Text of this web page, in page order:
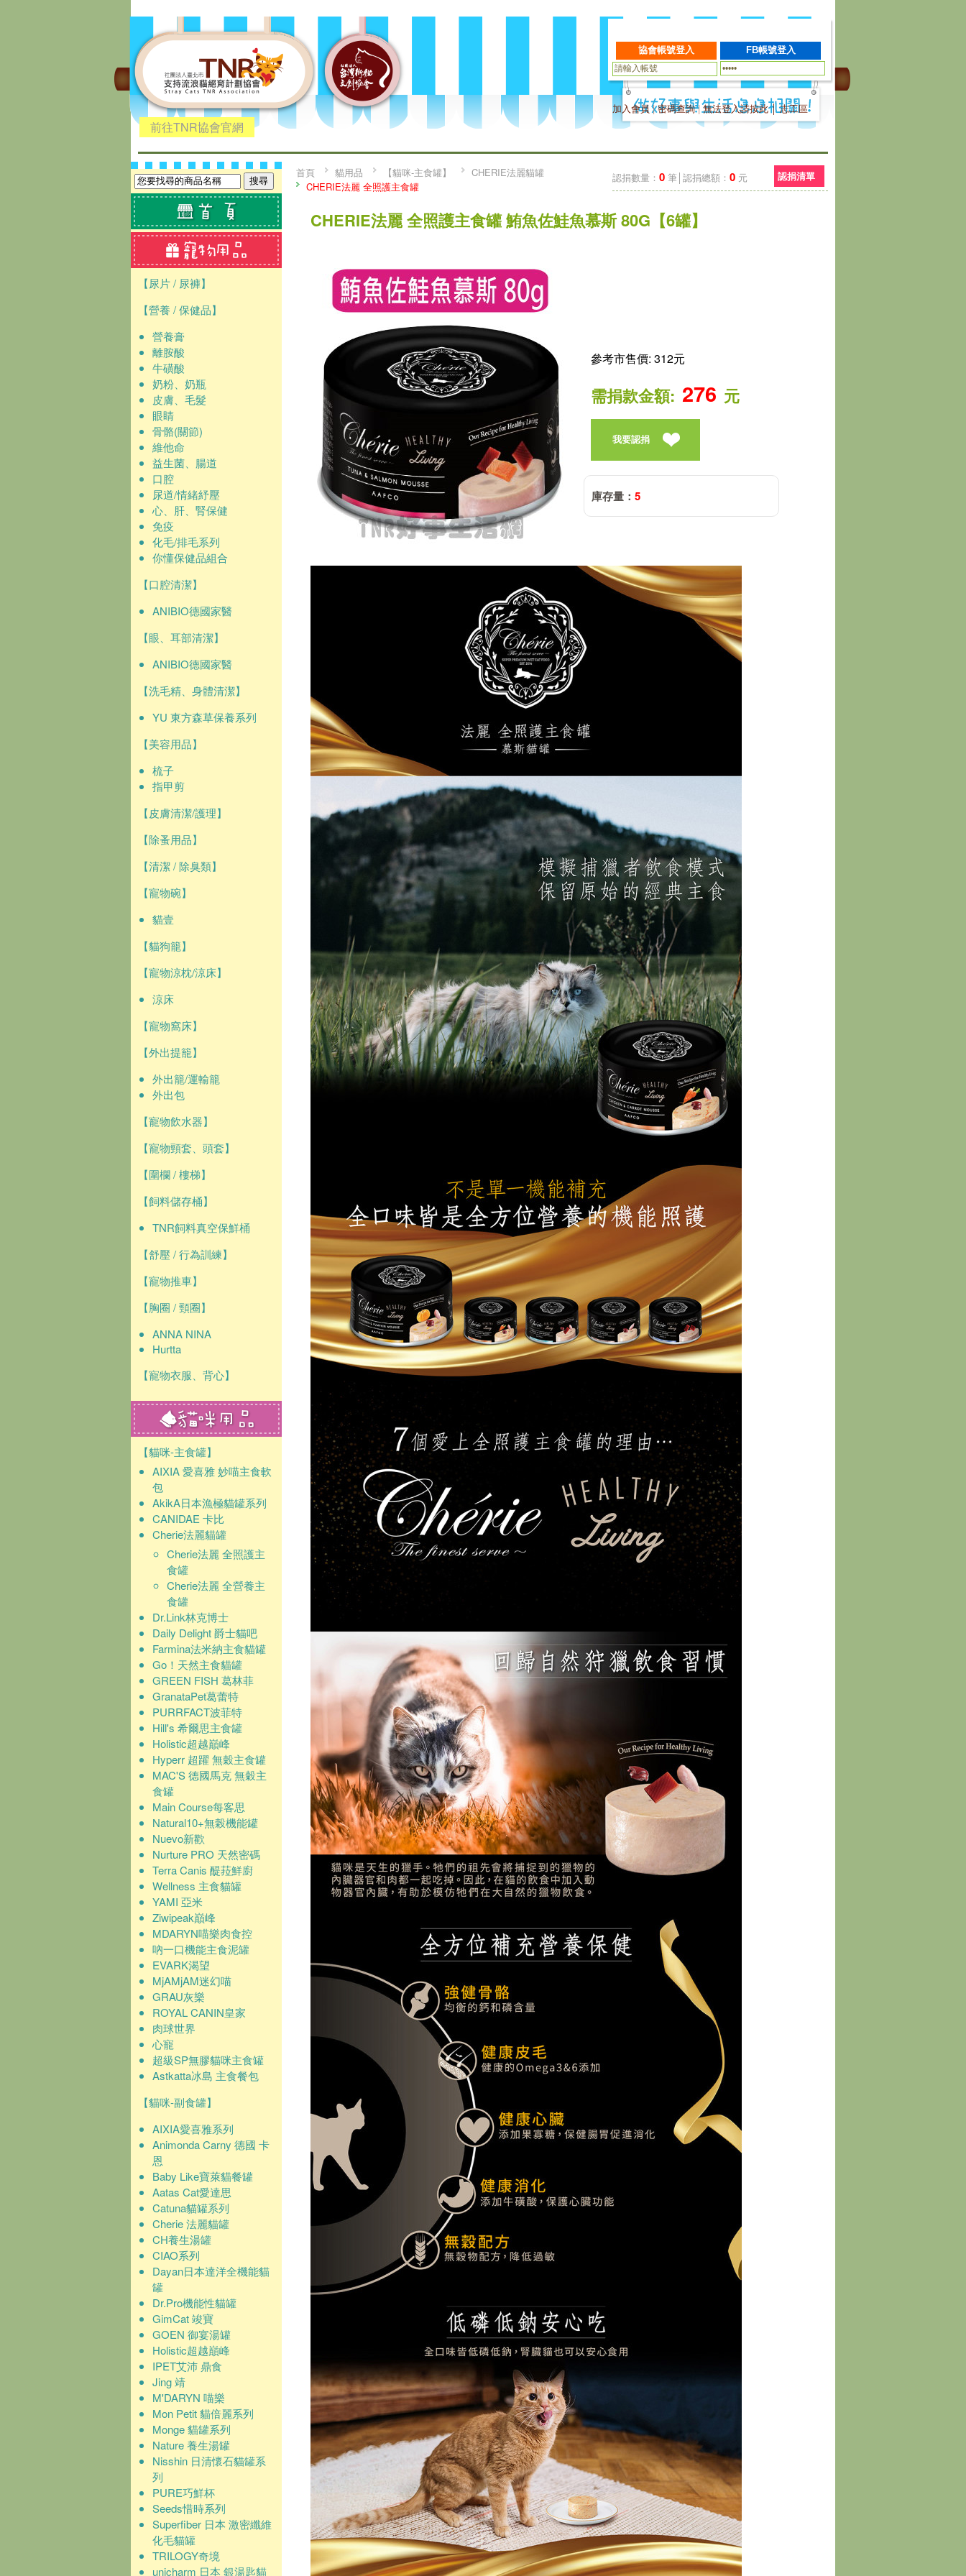
前往TNR協會官網
加入會員|密碼查詢|無法登入請按此│志工區
【尿片 / 尿褲】
【營養 / 保健品】
營養膏
離胺酸
牛磺酸
奶粉、奶瓶
皮膚、毛髮
眼睛
骨骼(關節)
維他命
益生菌、腸道
口腔
尿道/情緒紓壓
心、肝、腎保健
免疫
化毛/排毛系列
你懂保健品組合
【口腔清潔】
ANIBIO德國家醫
【眼、耳部清潔】
ANIBIO德國家醫
【洗毛精、身體清潔】
YU 東方森草保養系列
【美容用品】
梳子
指甲剪
【皮膚清潔/護理】
【除蚤用品】
【清潔 / 除臭類】
【寵物碗】
貓壹
【貓狗籠】
【寵物涼枕/涼床】
涼床
【寵物窩床】
【外出提籠】
外出籠/運輸籠
外出包
【寵物飲水器】
【寵物頸套、頭套】
【圍欄 / 樓梯】
【飼料儲存桶】
TNR飼料真空保鮮桶
【舒壓 / 行為訓練】
【寵物推車】
【胸圈 / 頸圈】
ANNA NINA
Hurtta
【寵物衣服、背心】
【貓咪-主食罐】
AIXIA 愛喜雅 妙喵主食軟
包
AkikA日本漁極貓罐系列
CANIDAE 卡比
Cherie法麗貓罐
Cherie法麗 全照護主
食罐
Cherie法麗 全營養主
食罐
Dr.Link林克博士
Daily Delight 爵士貓吧
Farmina法米納主食貓罐
Go！天然主食貓罐
GREEN FISH 葛林菲
GranataPet葛蕾特
PURRFACT波菲特
Hill's 希爾思主食罐
Holistic超越巔峰
Hyperr 超躍 無穀主食罐
MAC'S 德國馬克 無穀主
食罐
Main Course每客思
Natural10+無榖機能罐
Nuevo新歡
Nurture PRO 天然密碼
Terra Canis 醍菈鮮廚
Wellness 主食貓罐
YAMI 亞米
Ziwipeak巔峰
MDARYN喵樂肉食控
吶一口機能主食泥罐
EVARK渴望
MjAMjAM迷幻喵
GRAU灰樂
ROYAL CANIN皇家
肉球世界
心寵
超級SP無膠貓咪主食罐
Astkatta冰島 主食餐包
【貓咪-副食罐】
AIXIA愛喜雅系列
Animonda Carny 德國 卡
恩
Baby Like寶萊貓餐罐
Aatas Cat愛達思
Catuna貓罐系列
Cherie 法麗貓罐
CH養生湯罐
CIAO系列
Dayan日本達洋全機能貓
罐
Dr.Pro機能性貓罐
GimCat 竣寶
GOEN 御宴湯罐
Holistic超越巔峰
IPET艾沛 鼎食
Jing 靖
M'DARYN 喵樂
Mon Petit 貓倍麗系列
Monge 貓罐系列
Nature 養生湯罐
Nisshin 日清懷石貓罐系
列
PURE巧鮮杯
Seeds惜時系列
Superfiber 日本 激密纖維
化毛貓罐
TRILOGY奇境
unicharm 日本 銀湯匙貓
認捐數量： 0 筆│認捐總額： 0 元 認捐清單
首頁 貓用品 【貓咪-主食罐】
CHERIE法麗貓罐
CHERIE法麗 全照護主食罐
CHERIE法麗 全照護主食罐 鮪魚佐鮭魚慕斯 80G【6罐】
參考市售價: 312元
需捐款金額: 276 元
我要認捐
庫存量： 5